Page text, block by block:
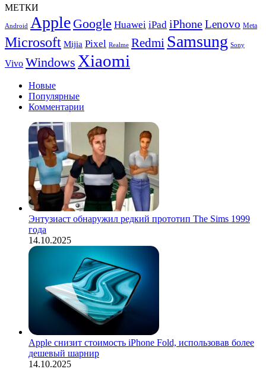
не
царапины
МЕТКИ
Android Apple Google Huawei iPad iPhoneLenovo Meta
Microsoft Mijia Pixel Realme Redmi Samsung Sony
Vivo Windows Xiaomi
Новые
Популярные
Комментарии
Энтузиаст обнаружил редкий прототип The Sims 1999
года
14.10.2025
Apple снизит стоимость iPhone Fold, использовав более
дешевый шарнир
14.10.2025